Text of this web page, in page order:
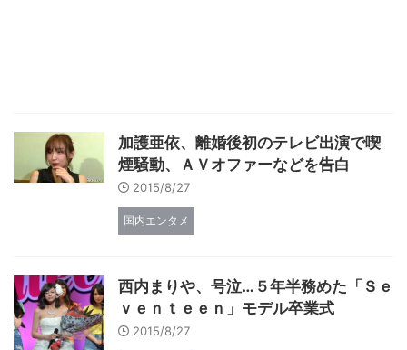
加護亜依、離婚後初のテレビ出演で喫
煙騒動、ＡＶオファーなどを告白
2015/8/27
国内エンタメ
西内まりや、号泣…５年半務めた「Ｓｅ
ｖｅｎｔｅｅｎ」モデル卒業式
2015/8/27